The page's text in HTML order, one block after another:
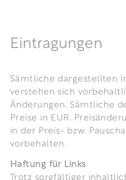
Eintragungen
Sämtliche dargestellten
verstehen sich
Änderungen. Sämtliche
Preise in EUR.
in der Preis- bzw.
vorbehalten.
Haftung für Links
Trotz sorgfältiger